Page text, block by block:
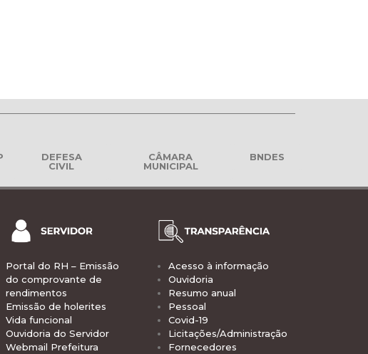
DEFESA
CIVIL
CÂMARA
MUNICIPAL
BNDES
Portal do RH – Emissão
do comprovante de
rendimentos
Emissão de holerites
Vida funcional
Ouvidoria do Servidor
Webmail Prefeitura
Acesso à informação
Ouvidoria
Resumo anual
Pessoal
Covid-19
Licitações/Administração
Fornecedores